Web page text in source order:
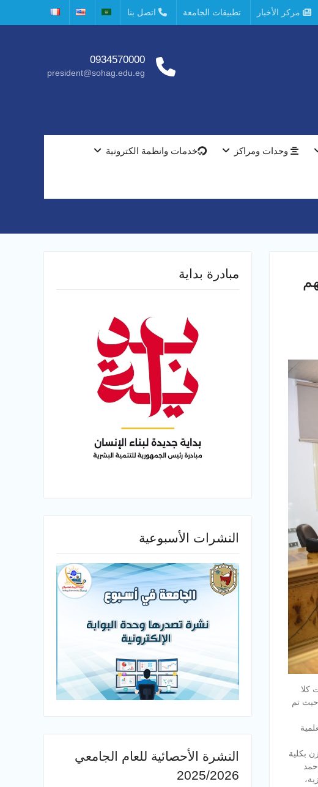
مركز الأخبار تطبيقات الجامعة اتصل بنا
0934570000
president@sohag.edu.eg
وحدات ومراكز خدمات وانظمة الكترونية
كلا
حيث تم
بكلية
مبادرة بداية
النشرات الأسبوعية
النشرة الأحصائية للعام الجامعي
2025/2026